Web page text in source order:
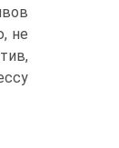
не